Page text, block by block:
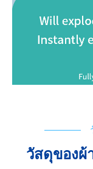
วัสดุของผ้